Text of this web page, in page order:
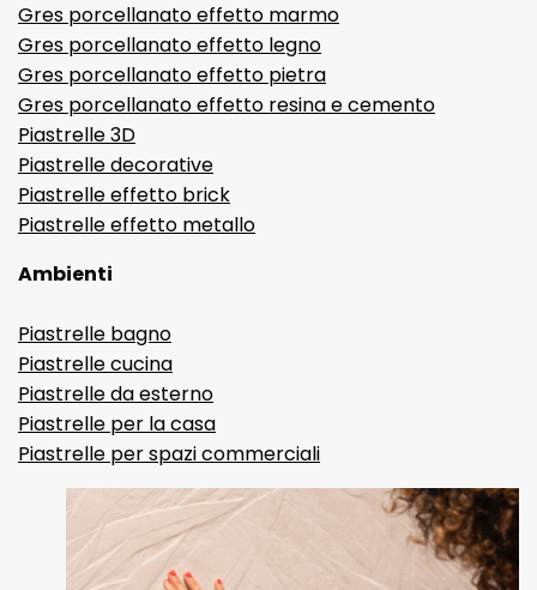
Gres porcellanato effetto marmo
Gres porcellanato effetto legno
Gres porcellanato effetto pietra
Gres porcellanato effetto resina e cemento
Piastrelle 3D
Piastrelle decorative
Piastrelle effetto brick
Piastrelle effetto metallo
Ambienti
Piastrelle bagno
Piastrelle cucina
Piastrelle da esterno
Piastrelle per la casa
Piastrelle per spazi commerciali